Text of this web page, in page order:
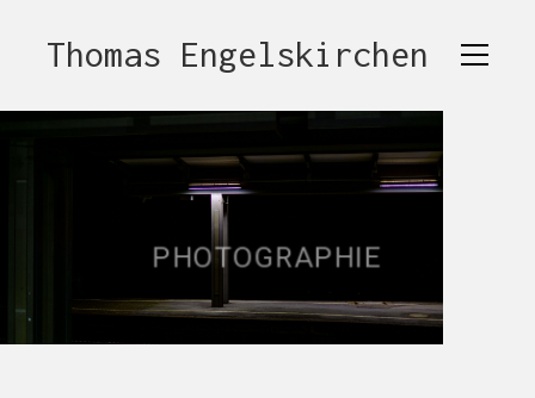
Thomas Engelskirchen
PHOTOGRAPHI E